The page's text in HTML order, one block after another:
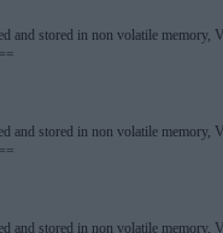
and stored in non volatile memory,
and stored in non volatile memory,
and stored in non volatile memory,